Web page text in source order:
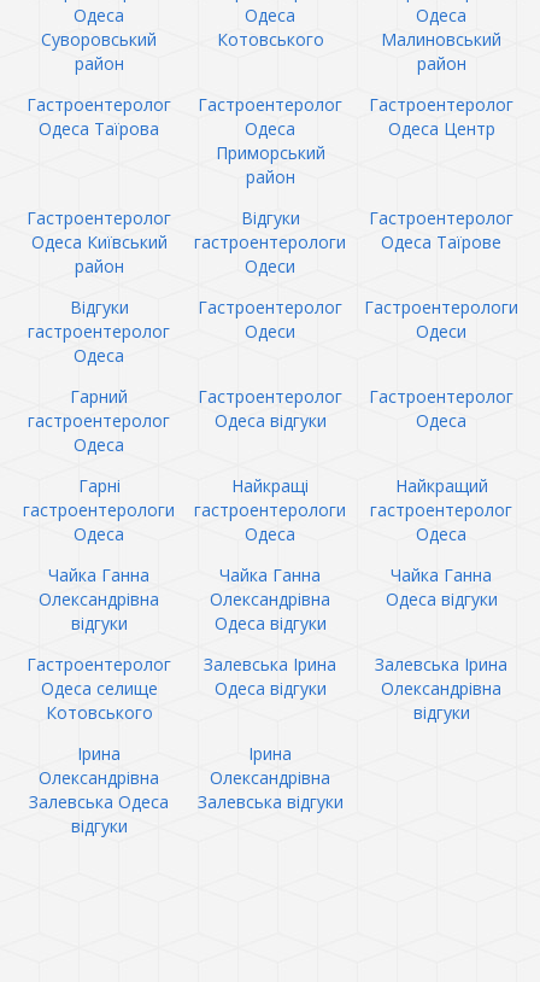
Одеса
Суворовський
район
Одеса
Котовського
Одеса
Малиновський
район
Гастроентеролог
Одеса Таїрова
Гастроентеролог
Одеса
Приморський
район
Гастроентеролог
Одеса Центр
Гастроентеролог
Одеса Київський
район
Відгуки
гастроентерологи
Одеси
Гастроентеролог
Одеса Таїрове
Відгуки
гастроентеролог
Одеса
Гастроентеролог
Одеси
Гастроентерологи
Одеси
Гарний
гастроентеролог
Одеса
Гастроентеролог
Одеса відгуки
Гастроентеролог
Одеса
Гарні
гастроентерологи
Одеса
Найкращі
гастроентерологи
Одеса
Найкращий
гастроентеролог
Одеса
Чайка Ганна
Олександрівна
відгуки
Чайка Ганна
Олександрівна
Одеса відгуки
Чайка Ганна
Одеса відгуки
Гастроентеролог
Одеса селище
Котовського
Залевська Ірина
Одеса відгуки
Залевська Ірина
Олександрівна
відгуки
Ірина
Олександрівна
Залевська Одеса
відгуки
Ірина
Олександрівна
Залевська відгуки